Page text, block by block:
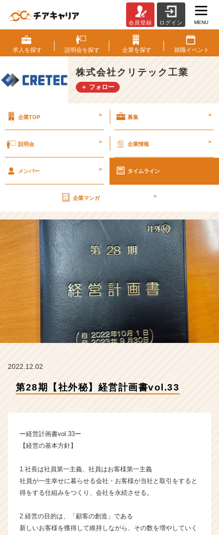
2
8
期
【社
外
秘】
画
o
【株
式
会
社
ク
リ
テ
ッ
ク
工
業
の
タ
イ
ム
|
ベ
企
業
か
カ
ウ
会員登録 ログイン MENU
求人を探す 説明会を探す 企業を探す 就職イベント
株式会社クリテック工業
＋ フォロー
企業TOP > 募集 >
説明会 > 企業情報 >
メンバー > タイムライン
企業マンガ >
2022.12.02
第28期【社外秘】経営計画書vol.33
ー経営計画書vol.33ー
【経営の基本方針】
1.社長は社員第一主義、社員はお客様第一主義
社員が一生幸せに暮らせる会社・お客様が当社と取引をすると
得をする仕組みをつくり、会社を永続させる。
2.経営の目的は、「顧客の創造」である
新しいお客様を獲得して維持しながら、その数を増やしていく